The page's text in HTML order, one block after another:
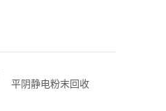
平阴静电粉末回收